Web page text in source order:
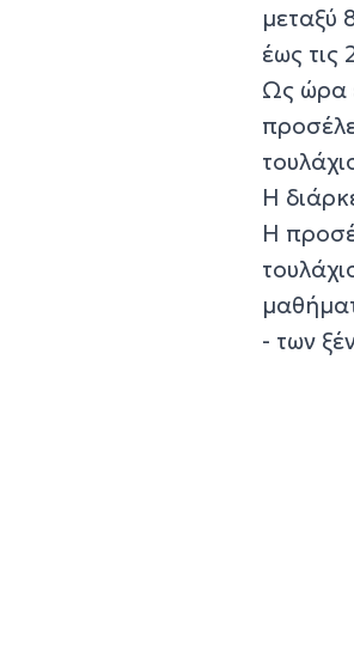
μεταξύ
έως τις
Ως ώρα
Η
Η
- των